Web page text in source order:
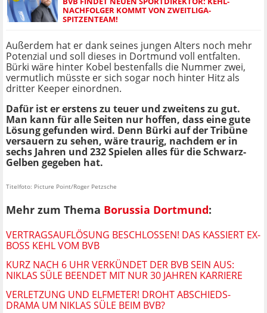
NACHFOLGER KOMMT VON ZWEITLIGA-
SPITZENTEAM!
Außerdem hat er dank seines jungen Alters noch mehr
Potenzial und soll dieses in Dortmund voll entfalten.
Bürki wäre hinter Kobel bestenfalls die Nummer zwei,
vermutlich müsste er sich sogar noch hinter Hitz als
dritter Keeper einordnen.
Dafür ist er erstens zu teuer und zweitens zu gut.
Man kann für alle Seiten nur hoffen, dass eine gute
Lösung gefunden wird. Denn Bürki auf der Tribüne
versauern zu sehen, wäre traurig, nachdem er in
sechs Jahren und 232 Spielen alles für die Schwarz-
Gelben gegeben hat.
Titelfoto: Picture Point/Roger Petzsche
Mehr zum Thema Borussia Dortmund:
VERTRAGSAUFLÖSUNG BESCHLOSSEN! DAS KASSIERT EX-
BOSS KEHL VOM BVB
KURZ NACH 6 UHR VERKÜNDET DER BVB SEIN AUS:
NIKLAS SÜLE BEENDET MIT NUR 30 JAHREN KARRIERE
VERLETZUNG UND ELFMETER! DROHT ABSCHIEDS-
DRAMA UM NIKLAS SÜLE BEIM BVB?